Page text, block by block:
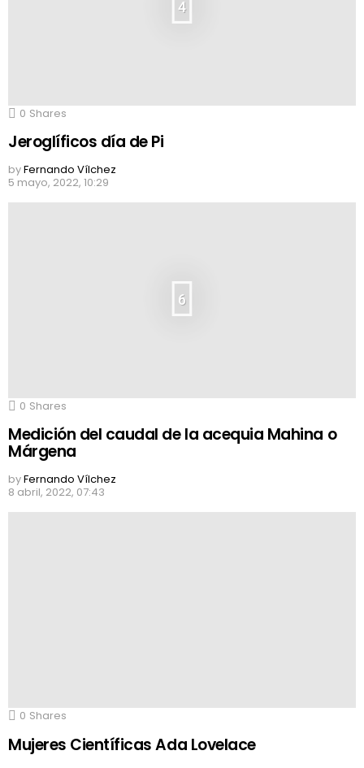
4
0 Shares
Jeroglíficos día de Pi
byFernando Vílchez
5 mayo, 2022, 10:29
6
0 Shares
Medición del caudal de la acequia Mahina o
Márgena
byFernando Vílchez
8 abril, 2022, 07:43
0 Shares
Mujeres Científicas Ada Lovelace